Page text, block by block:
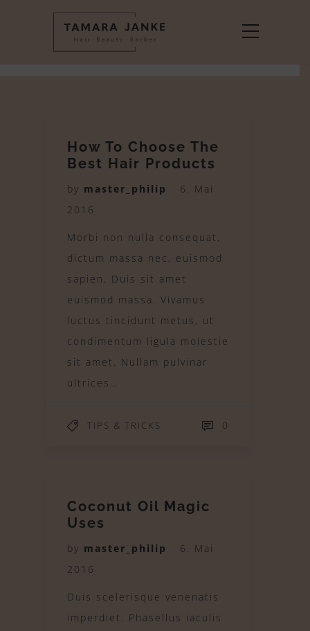
Monat:Mai 2016
How To Choose The
Best Hair Products
by master_philip
6. Mai
2016
Morbi non nulla consequat,
dictum massa nec, euismod
sapien. Duis sit amet
euismod massa. Vivamus
luctus tincidunt metus, ut
condimentum ligula molestie
sit amet. Nullam pulvinar
ultrices…
TIPS & TRICKS 0
Coconut Oil Magic
Uses
by master_philip
6. Mai
2016
Duis scelerisque venenatis
imperdiet. Phasellus iaculis